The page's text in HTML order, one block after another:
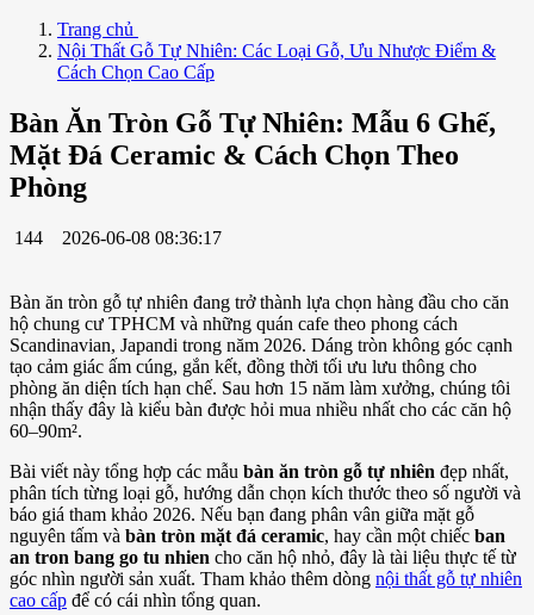
Trang chủ
Nội Thất Gỗ Tự Nhiên: Các Loại Gỗ, Ưu Nhược Điểm &
Cách Chọn Cao Cấp
Bàn Ăn Tròn Gỗ Tự Nhiên: Mẫu 6 Ghế,
Mặt Đá Ceramic & Cách Chọn Theo
Phòng
144 2026-06-08 08:36:17
Bàn ăn tròn gỗ tự nhiên đang trở thành lựa chọn hàng đầu cho căn
hộ chung cư TPHCM và những quán cafe theo phong cách
Scandinavian, Japandi trong năm 2026. Dáng tròn không góc cạnh
tạo cảm giác ấm cúng, gắn kết, đồng thời tối ưu lưu thông cho
phòng ăn diện tích hạn chế. Sau hơn 15 năm làm xưởng, chúng tôi
nhận thấy đây là kiểu bàn được hỏi mua nhiều nhất cho các căn hộ
60–90m².
Bài viết này tổng hợp các mẫu bàn ăn tròn gỗ tự nhiên đẹp nhất,
phân tích từng loại gỗ, hướng dẫn chọn kích thước theo số người và
báo giá tham khảo 2026. Nếu bạn đang phân vân giữa mặt gỗ
nguyên tấm và bàn tròn mặt đá ceramic, hay cần một chiếc ban
an tron bang go tu nhien cho căn hộ nhỏ, đây là tài liệu thực tế từ
góc nhìn người sản xuất. Tham khảo thêm dòng nội thất gỗ tự nhiên
cao cấp để có cái nhìn tổng quan.